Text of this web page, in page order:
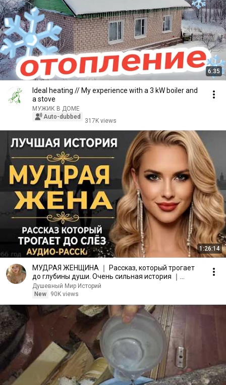
6:35
Ideal heating // My experience with a 3 kW boiler and
a stove
МУЖИК В ДОМЕ
Auto-dubbed
317K views
1:26:14
МУДРАЯ ЖЕНЩИНА ｜ Рассказ, который трогает
до глубины души. Очень сильная история ｜
Аудио рассказ.
Душевный Мир Историй
New
90K views